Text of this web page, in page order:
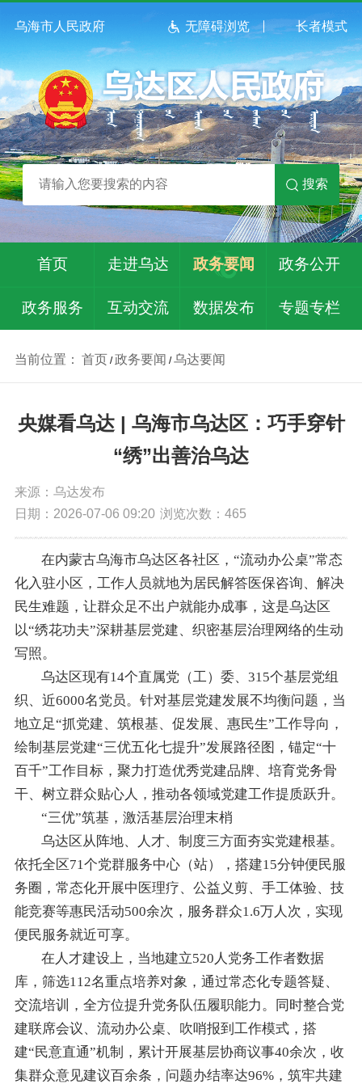
乌海市人民政府 无障碍浏览 长者模式
搜索
首页 走进乌达 政务要闻 政务公开
政务服务 互动交流 数据发布 专题专栏
当前位置： 首页 /政务要闻 /乌达要闻
央媒看乌达 | 乌海市乌达区：巧手穿针
“绣”出善治乌达
来源：乌达发布
日期：2026-07-06 09:20 浏览次数： 465
在内蒙古乌海市乌达区各社区，“流动办公桌”常态
化入驻小区，工作人员就地为居民解答医保咨询、解决
民生难题，让群众足不出户就能办成事，这是乌达区
以“绣花功夫”深耕基层党建、织密基层治理网络的生动
写照。
乌达区现有14个直属党（工）委、315个基层党组
织、近6000名党员。针对基层党建发展不均衡问题，当
地立足“抓党建、筑根基、促发展、惠民生”工作导向，
绘制基层党建“三优五化七提升”发展路径图，锚定“十
百千”工作目标，聚力打造优秀党建品牌、培育党务骨
干、树立群众贴心人，推动各领域党建工作提质跃升。
“三优”筑基，激活基层治理末梢
乌达区从阵地、人才、制度三方面夯实党建根基。
依托全区71个党群服务中心（站），搭建15分钟便民服
务圈，常态化开展中医理疗、公益义剪、手工体验、技
能竞赛等惠民活动500余次，服务群众1.6万人次，实现
便民服务就近可享。
在人才建设上，当地建立520人党务工作者数据
库，筛选112名重点培养对象，通过常态化专题答疑、
交流培训，全方位提升党务队伍履职能力。同时整合党
建联席会议、流动办公桌、吹哨报到工作模式，搭
建“民意直通”机制，累计开展基层协商议事40余次，收
集群众意见建议百余条，问题办结率达96%，筑牢共建